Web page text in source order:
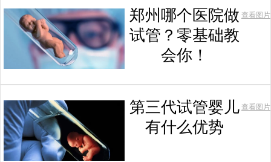
郑州哪个医院做
试管？零基础教
会你！
查看图片
第三代试管婴儿
有什么优势
查看图片